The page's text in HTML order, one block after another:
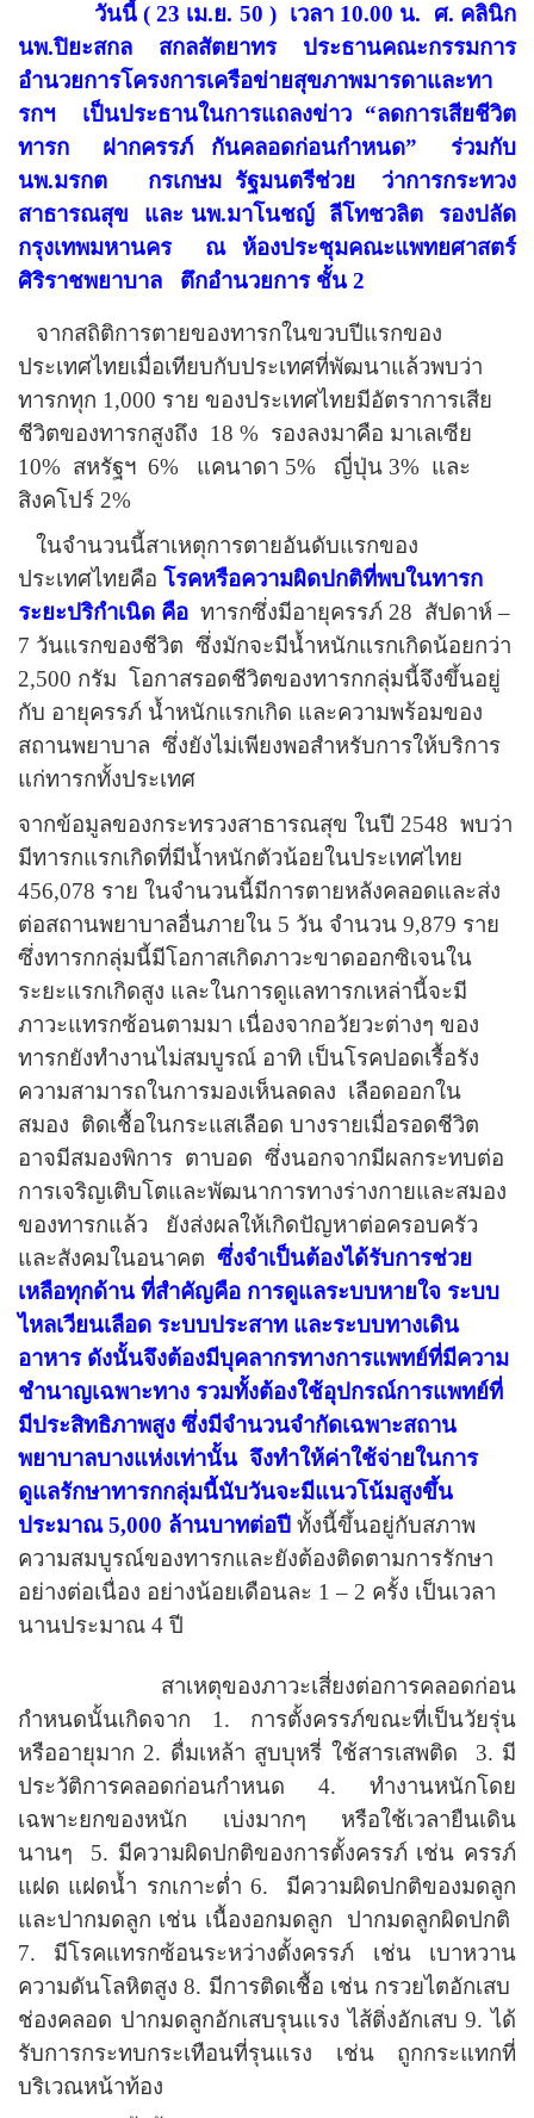
วันนี้ ( 23 เม.ย. 50 ) เวลา 10.00 น.
ศ. คลินิก
นพ.ปิยะสกล
สกลสัตยาทร
ประธานคณะกรรมการ
อำนวยการโครงการเครือข่ายสุขภาพมารดาและทา
รกฯ
เป็นประธานในการแถลงข่าว “ลดการเสียชีวิต
ทารก
ฝากครรภ์ กันคลอดก่อนกำหนด”
ร่วมกับ
นพ.มรกต
กรเกษม รัฐมนตรีช่วย
ว่าการกระทวง
สาธารณสุข
และ นพ.มาโนชญ์ ลีโทชวลิต
รองปลัด
กรุงเทพมหานคร
ณ ห้องประชุมคณะแพทยศาสตร์
ศิริราชพยาบาล
ตึกอำนวยการ ชั้น 2
จากสถิติการตายของทารกในขวบปีแรกของ
ประเทศไทยเมื่อเทียบกับประเทศที่พัฒนาแล้วพบว่า
ทารกทุก 1,000 ราย ของประเทศไทยมีอัตราการเสีย
ชีวิตของทารกสูงถึง 18 % รองลงมาคือ มาเลเซีย
10% สหรัฐฯ 6% แคนาดา 5% ญี่ปุ่น 3% และ
สิงคโปร์ 2%
ในจำนวนนี้สาเหตุการตายอันดับแรกของ
ประเทศไทยคือ โรคหรือความผิดปกติที่พบในทารก
ระยะปริกำเนิด คือ ทารกซึ่งมีอายุครรภ์ 28 สัปดาห์–
7 วันแรกของชีวิต ซึ่งมักจะมีน้ำหนักแรกเกิดน้อยกว่า
2,500 กรัม โอกาสรอดชีวิตของทารกกลุ่มนี้จึงขึ้นอยู่
กับ อายุครรภ์ น้ำหนักแรกเกิด และความพร้อมของ
สถานพยาบาล ซึ่งยังไม่เพียงพอสำหรับการให้บริการ
แก่ทารกทั้งประเทศ
จากข้อมูลของกระทรวงสาธารณสุข ในปี 2548 พบว่า
มีทารกแรกเกิดที่มีน้ำหนักตัวน้อยในประเทศไทย
456,078 ราย ในจำนวนนี้มีการตายหลังคลอดและส่ง
ต่อสถานพยาบาลอื่นภายใน 5 วัน จำนวน 9,879 ราย
ซึ่งทารกกลุ่มนี้มีโอกาสเกิดภาวะขาดออกซิเจนใน
ระยะแรกเกิดสูง และในการดูแลทารกเหล่านี้จะมี
ภาวะแทรกซ้อนตามมา เนื่องจากอวัยวะต่างๆ ของ
ทารกยังทำงานไม่สมบูรณ์ อาทิ เป็นโรคปอดเรื้อรัง
ความสามารถในการมองเห็นลดลง เลือดออกใน
สมอง ติดเชื้อในกระแสเลือด บางรายเมื่อรอดชีวิต
อาจมีสมองพิการ ตาบอด ซึ่งนอกจากมีผลกระทบต่อ
การเจริญเติบโตและพัฒนาการทางร่างกายและสมอง
ของทารกแล้ว
ยังส่งผลให้เกิดปัญหาต่อครอบครัว
และสังคมในอนาคต ซึ่งจำเป็นต้องได้รับการช่วย
เหลือทุกด้าน ที่สำคัญคือ การดูแลระบบหายใจ ระบบ
ไหลเวียนเลือด ระบบประสาท และระบบทางเดิน
อาหาร ดังนั้นจึงต้องมีบุคลากรทางการแพทย์ที่มีความ
ชำนาญเฉพาะทาง รวมทั้งต้องใช้อุปกรณ์การแพทย์ที่
มีประสิทธิภาพสูง ซึ่งมีจำนวนจำกัดเฉพาะสถาน
พยาบาลบางแห่งเท่านั้น จึงทำให้ค่าใช้จ่ายในการ
ดูแลรักษาทารกกลุ่มนี้นับวันจะมีแนวโน้มสูงขึ้น
ประมาณ 5,000 ล้านบาทต่อปี ทั้งนี้ขึ้นอยู่กับสภาพ
ความสมบูรณ์ของทารกและยังต้องติดตามการรักษา
อย่างต่อเนื่อง อย่างน้อยเดือนละ 1 – 2 ครั้ง เป็นเวลา
นานประมาณ 4 ปี
สาเหตุของภาวะเสี่ยงต่อการคลอดก่อน
กำหนดนั้นเกิดจาก 1. การตั้งครรภ์ขณะที่เป็นวัยรุ่น
หรืออายุมาก 2. ดื่มเหล้า สูบบุหรี่ ใช้สารเสพติด
3. มี
ประวัติการคลอดก่อนกำหนด 4. ทำงานหนักโดย
เฉพาะยกของหนัก เบ่งมากๆ หรือใช้เวลายืนเดิน
นานๆ
5. มีความผิดปกติของการตั้งครรภ์ เช่น ครรภ์
แฝด แฝดน้ำ รกเกาะต่ำ6.
มีความผิดปกติของมดลูก
และปากมดลูก เช่น เนื้องอกมดลูก
ปากมดลูกผิดปกติ
7. มีโรคแทรกซ้อนระหว่างตั้งครรภ์ เช่น เบาหวาน
ความดันโลหิตสูง 8. มีการติดเชื้อ เช่น กรวยไตอักเสบ
ช่องคลอด ปากมดลูกอักเสบรุนแรง ไส้ติ่งอักเสบ 9. ได้
รับการกระทบกระเทือนที่รุนแรง เช่น ถูกกระแทกที่
บริเวณหน้าท้อง